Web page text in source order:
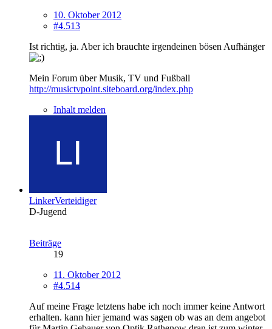
10. Oktober 2012
#4.513
Ist richtig, ja. Aber ich brauchte irgendeinen bösen Aufhänger
Mein Forum über Musik, TV und Fußball
http://musictvpoint.siteboard.org/index.php
Inhalt melden
LinkerVerteidiger
D-Jugend
Beiträge
19
11. Oktober 2012
#4.514
Auf meine Frage letztens habe ich noch immer keine Antwort
erhalten. kann hier jemand was sagen ob was an dem angebot